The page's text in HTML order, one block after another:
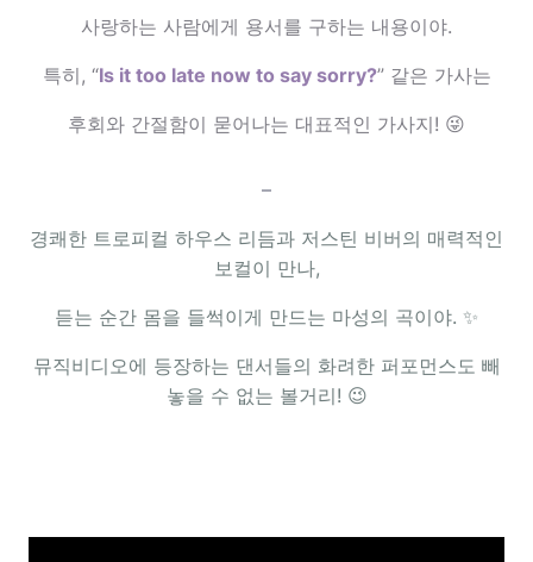
사랑하는 사람에게 용서를 구하는 내용이야.
특히, “Is it too late now to say sorry?” 같은 가사는
후회와 간절함이 묻어나는 대표적인 가사지! 😜
–
경쾌한 트로피컬 하우스 리듬과 저스틴 비버의 매력적인
보컬이 만나,
듣는 순간 몸을 들썩이게 만드는 마성의 곡이야. ✨
뮤직비디오에 등장하는 댄서들의 화려한 퍼포먼스도 빼
놓을 수 없는 볼거리! 😉